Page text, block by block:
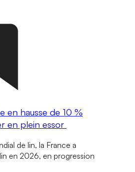
en hausse de 10 %
en plein essor
de lin, la France a
en 2026, en progression